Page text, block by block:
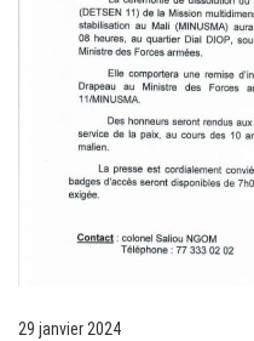
29 janvier 2024